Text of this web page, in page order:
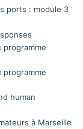
ports : module 3
programme
programme
human
à Marseille